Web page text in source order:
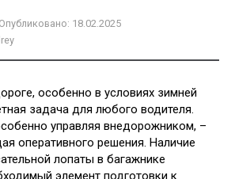
Опубликовано: 18.02.2025
особенно в условиях зимней
задача для любого водителя.
управляя внедорожником, –
оперативного решения. Наличие
лопаты в багажнике
элемент подготовки к